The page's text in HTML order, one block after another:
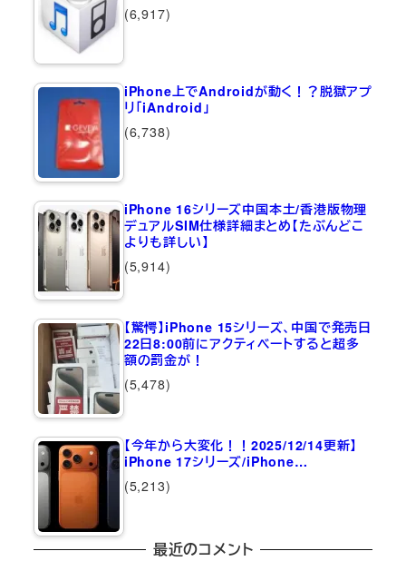
(6,917)
iPhone上でAndroidが動く！？脱獄アプ
リ「iAndroid」
(6,738)
iPhone 16シリーズ中国本土/香港版物理
デュアルSIM仕様詳細まとめ【たぶんどこ
よりも詳しい】
(5,914)
【驚愕】iPhone 15シリーズ、中国で発売日
22日8:00前にアクティベートすると超多
額の罰金が！
(5,478)
【今年から大変化！！2025/12/14更新】
iPhone 17シリーズ/iPhone…
(5,213)
最近のコメント